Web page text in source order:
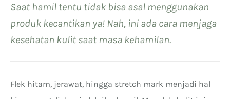
Saat hamil tentu tidak bisa asal menggunakan
produk kecantikan ya! Nah, ini ada cara menjaga
kesehatan kulit saat masa kehamilan.
Flek hitam, jerawat, hingga stretch mark menjadi hal